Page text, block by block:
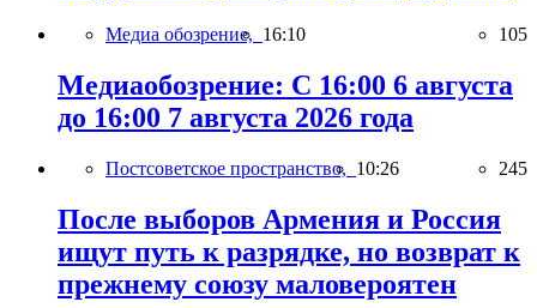
Медиа обозрение, 16:10 105
Медиаобозрение: С 16:00 6 августа
до 16:00 7 августа 2026 года
Постсоветское пространство, 10:26 245
После выборов Армения и Россия
ищут путь к разрядке, но возврат к
прежнему союзу маловероятен